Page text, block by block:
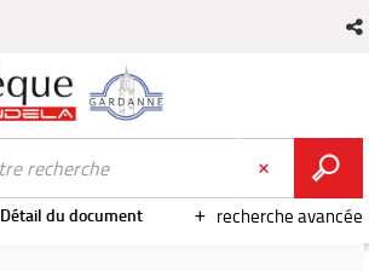
recherche avancée
Détail du document